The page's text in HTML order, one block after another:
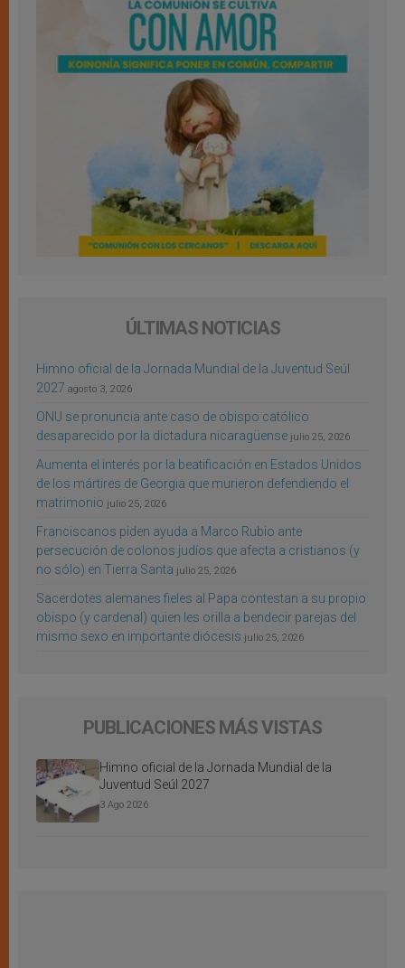
ÚLTIMAS NOTICIAS
Himno oficial de la Jornada Mundial de la Juventud Seúl
2027 agosto 3, 2026
ONU se pronuncia ante caso de obispo católico
desaparecido por la dictadura nicaragüense julio 25, 2026
Aumenta el interés por la beatificación en Estados Unidos
de los mártires de Georgia que murieron defendiendo el
matrimonio julio 25, 2026
Franciscanos piden ayuda a Marco Rubio ante
persecución de colonos judíos que afecta a cristianos (y
no sólo) en Tierra Santa julio 25, 2026
Sacerdotes alemanes fieles al Papa contestan a su propio
obispo (y cardenal) quien les orilla a bendecir parejas del
mismo sexo en importante diócesis julio 25, 2026
PUBLICACIONES MÁS VISTAS
Himno oficial de la Jornada Mundial de la
Juventud Seúl 2027
3 Ago 2026